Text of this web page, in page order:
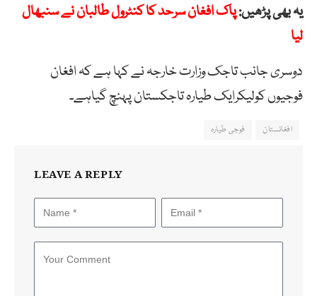
یہ بھی پڑھیں:پاک افغان سرحد کا کنٹرول طالبان نے سنبھال
لیا
دوسری جانب تاجک وزارت خارجہ نے کہا ہے کہ افغان
فوجیوں کولیکرایک طیارہ تاجکستان پہنچ گیاہے۔
افغانستان فوجی طیارہ
LEAVE A REPLY